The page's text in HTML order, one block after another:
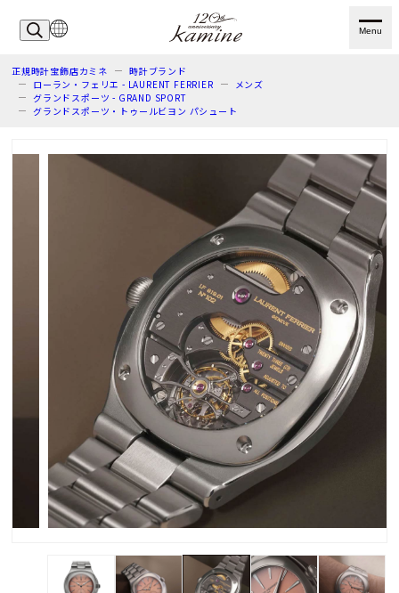
Menu
正規時計宝飾店カミネ
時計ブランド
ローラン・フェリエ - LAURENT FERRIER
メンズ
グランドスポーツ - GRAND SPORT
グランドスポーツ・トゥールビヨン パシュート